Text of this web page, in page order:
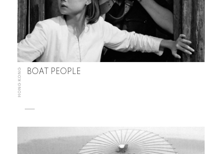
HONG KONG BOAT PEOPLE